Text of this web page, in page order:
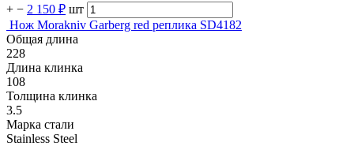
+ − 2 150 ₽ шт
Нож Morakniv Garberg red реплика SD4182
Общая длина
228
Длина клинка
108
Толщина клинка
3.5
Марка стали
Stainless Steel